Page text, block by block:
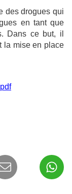
des drogues qui
en tant que
Dans ce but, il
la mise en place